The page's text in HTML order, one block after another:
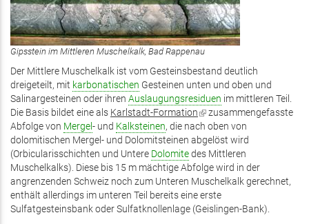
Gipsstein im Mittleren Muschelkalk, Bad Rappenau
Der Mittlere Muschelkalk ist vom Gesteinsbestand deutlich
dreigeteilt, mit karbonatischen Gesteinen unten und oben und
Salinargesteinen oder ihren Auslaugungsresiduen im mittleren Teil.
Die Basis bildet eine als Karlstadt-Formation(Link
ist
extern)
zusammengefasste
Abfolge von Mergel- und Kalksteinen, die nach oben von
dolomitischen Mergel- und Dolomitsteinen abgelöst wird
(Orbicularisschichten und Untere Dolomitedes Mittleren
Muschelkalks). Diese bis 15 m mächtige Abfolge wird in der
angrenzenden Schweiz noch zum Unteren Muschelkalk gerechnet,
enthält allerdings im unteren Teil bereits eine erste
Sulfatgesteinsbank oder Sulfatknollenlage (Geislingen-Bank).